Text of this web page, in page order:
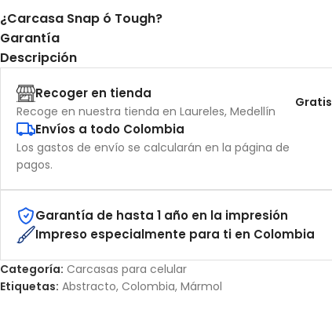
¿Carcasa Snap ó Tough?
Garantía
Descripción
Recoger en tienda
Recoge en nuestra tienda en Laureles, Medellín
Gratis
Envíos a todo Colombia
Los gastos de envío se calcularán en la página de
pagos.
Garantía de hasta 1 año en la impresión
Impreso especialmente para ti en Colombia
Categoría: Carcasas para celular
Etiquetas: Abstracto, Colombia, Mármol